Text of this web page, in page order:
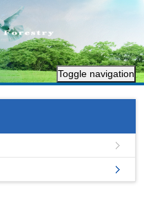
Toggle navigation